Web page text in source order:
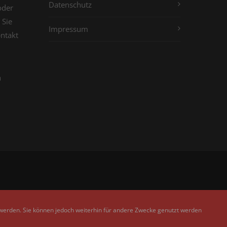
Datenschutz
Impressum
Sie können jedoch weiterhin für andere Zwecke genutzt werden